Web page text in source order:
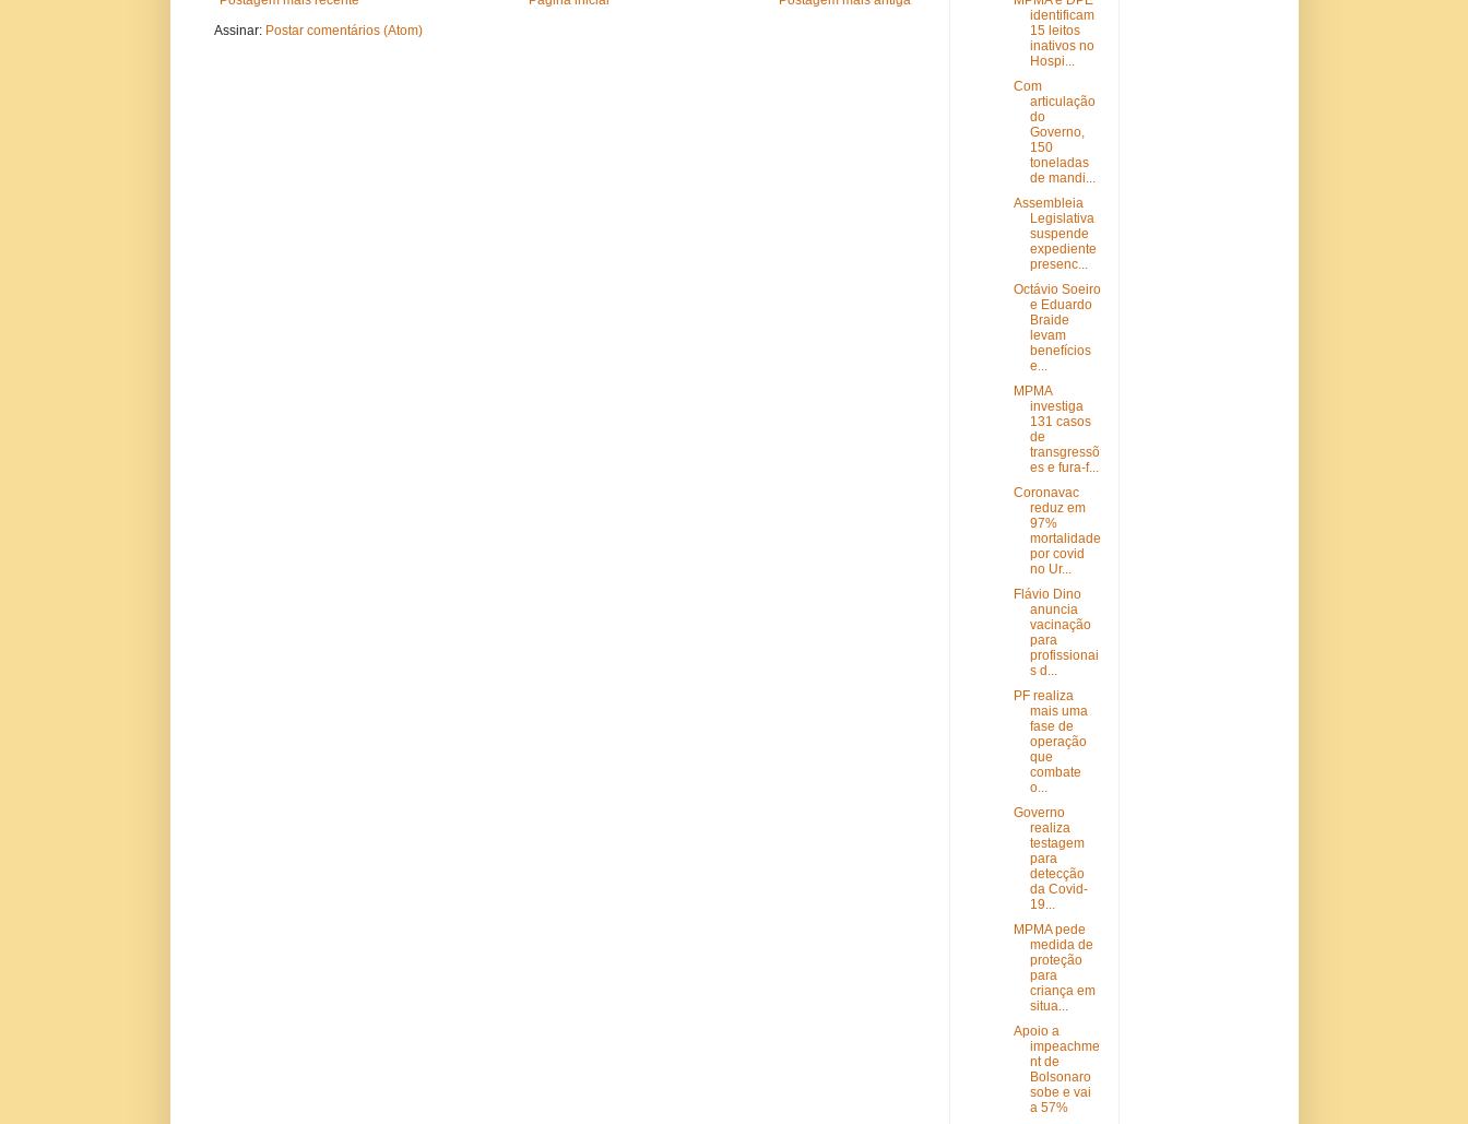
Assinar: Postar comentários (Atom)
identificam
15 leitos
inativos no
Hospi...
Com
articulação
do
Governo,
150
toneladas
de mandi...
Assembleia
Legislativa
suspende
expediente
presenc...
Octávio Soeiro
e Eduardo
Braide
levam
benefícios
e...
MPMA
investiga
131 casos
de
transgressõ
es e fura-f...
Coronavac
reduz em
97%
mortalidade
por covid
no Ur...
Flávio Dino
anuncia
vacinação
para
profissionai
s d...
PF realiza
mais uma
fase de
operação
que
combate
o...
Governo
realiza
testagem
para
detecção
da Covid-
19...
MPMA pede
medida de
proteção
para
criança em
situa...
Apoio a
impeachme
nt de
Bolsonaro
sobe e vai
a 57%